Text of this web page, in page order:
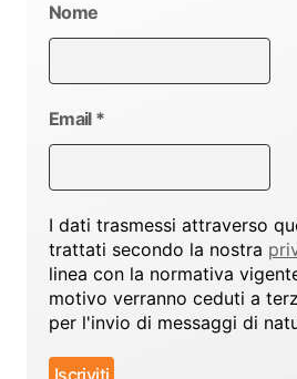
Nome
Email *
I dati trasmessi attraverso
trattati secondo la nostra
linea con la normativa
motivo verranno ceduti a
per l'invio di messaggi di